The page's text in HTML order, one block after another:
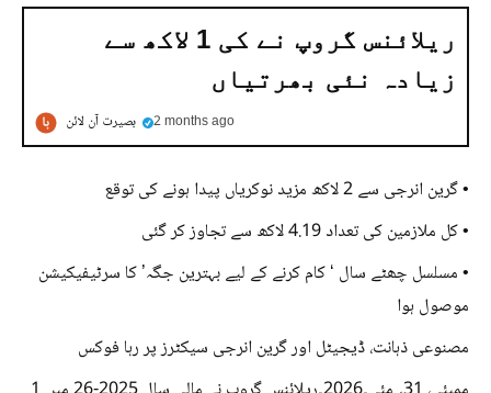
ریلائنس گروپ نے کی 1 لاکھ سے
زیادہ نئی بھرتیاں
بصیرت آن لائن 2 months ago
• گرین انرجی سے 2 لاکھ مزید نوکریاں پیدا ہونے کی توقع
• کل ملازمین کی تعداد 4.19 لاکھ سے تجاوز کر گئی
• مسلسل چھٹے سال ‘ کام کرنے کے لیے بہترین جگہ’ کا سرٹیفیکیشن
موصول ہوا
مصنوعی ذہانت، ڈیجیٹل اور گرین انرجی سیکٹرز پر رہا فوکس